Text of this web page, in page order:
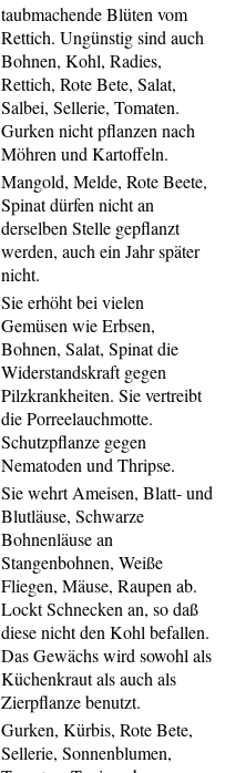
taubmachende Blüten vom
Rettich. Ungünstig sind auch
Bohnen, Kohl, Radies,
Rettich, Rote Bete, Salat,
Salbei, Sellerie, Tomaten.
Gurken nicht pflanzen nach
Möhren und Kartoffeln.
Mangold, Melde, Rote Beete,
Spinat dürfen nicht an
derselben Stelle gepflanzt
werden, auch ein Jahr später
nicht.
Sie erhöht bei vielen
Gemüsen wie Erbsen,
Bohnen, Salat, Spinat die
Widerstandskraft gegen
Pilzkrankheiten. Sie vertreibt
die Porreelauchmotte.
Schutzpflanze gegen
Nematoden und Thripse.
Sie wehrt Ameisen, Blatt- und
Blutläuse, Schwarze
Bohnenläuse an
Stangenbohnen, Weiße
Fliegen, Mäuse, Raupen ab.
Lockt Schnecken an, so daß
diese nicht den Kohl befallen.
Das Gewächs wird sowohl als
Küchenkraut als auch als
Zierpflanze benutzt.
Gurken, Kürbis, Rote Bete,
Sellerie, Sonnenblumen,